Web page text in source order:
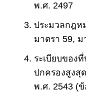
พ.ศ. 2497
ประมวลกฎห
มาตรา 59, ม
ระเบียบของ
ปกครองสูงสุ
พ.ศ. 2543 (ข้